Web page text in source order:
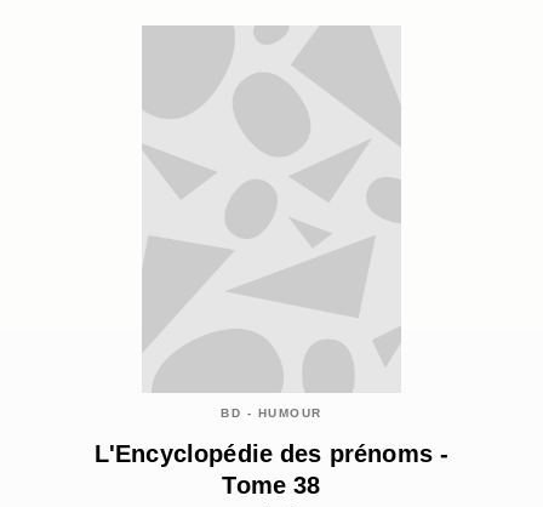
BD - HUMOUR
L'Encyclopédie des prénoms -
Tome 38